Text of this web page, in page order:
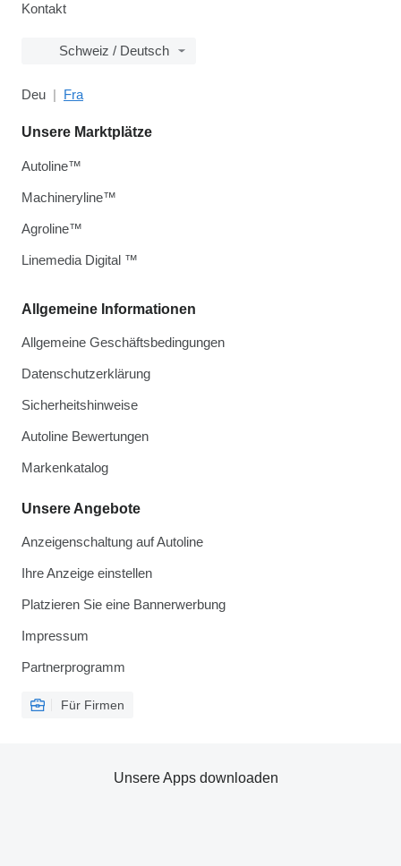
Kontakt
Schweiz / Deutsch
Deu Fra
Allgemeine Informationen
Allgemeine Geschäftsbedingungen
Datenschutzerklärung
Sicherheitshinweise
Autoline Bewertungen
Markenkatalog
Unsere Angebote
Anzeigenschaltung auf Autoline
Ihre Anzeige einstellen
Platzieren Sie eine Bannerwerbung
Impressum
Partnerprogramm
Für Firmen
Unsere Marktplätze
Autoline™
Machineryline™
Agroline™
Linemedia Digital ™
Unsere Apps downloaden